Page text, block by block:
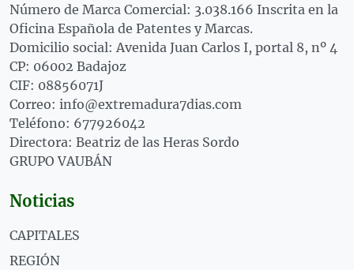
Número de Marca Comercial: 3.038.166 Inscrita en la
Oficina Española de Patentes y Marcas.
Domicilio social: Avenida Juan Carlos I, portal 8, nº 4
CP: 06002 Badajoz
CIF: 08856071J
Correo: info@extremadura7dias.com
Teléfono: 677926042
Directora: Beatriz de las Heras Sordo
GRUPO VAUBÁN
Noticias
CAPITALES
REGIÓN